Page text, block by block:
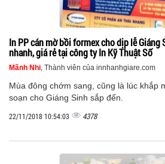
In PP cán mờ bồi formex cho dịp lễ Giáng
nhanh, giá rẻ tại công ty In Kỹ Thuật Số
Mãnh Nhi, Thành viên của innhanhgiare.com
Mùa đông chớm sang, cũng là lúc khắp
soạn cho Giáng Sinh sắp đến.
22/11/2018 10:54:03 4378